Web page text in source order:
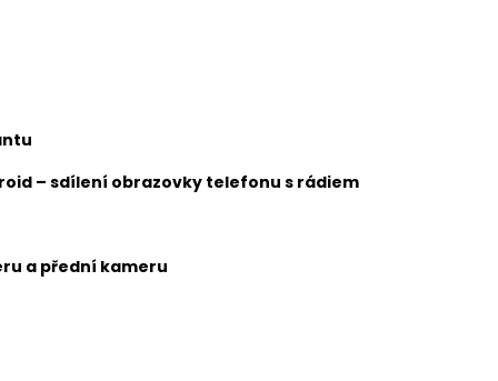
– sdílení obrazovky telefonu s rádiem
a přední kameru